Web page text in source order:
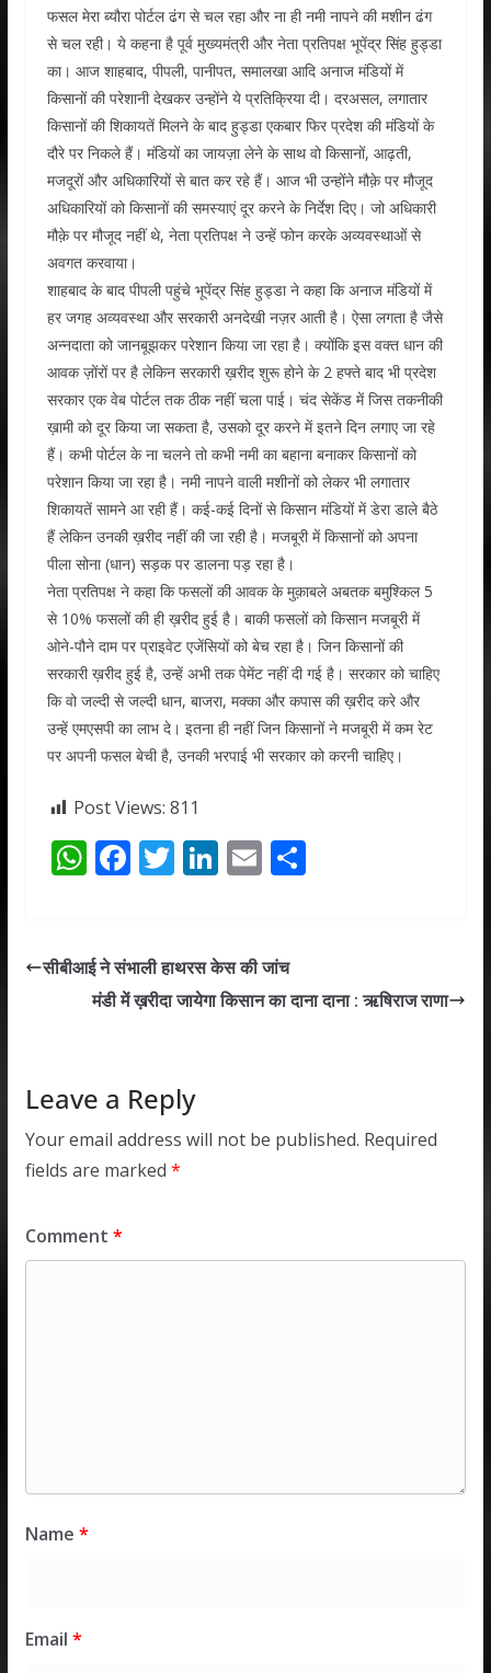
फसल मेरा ब्यौरा पोर्टल ढंग से चल रहा और ना ही नमी नापने की मशीन ढंग
से चल रही। ये कहना है पूर्व मुख्यमंत्री और नेता प्रतिपक्ष भूपेंद्र सिंह हुड्डा
का। आज शाहबाद, पीपली, पानीपत, समालखा आदि अनाज मंडियों में
किसानों की परेशानी देखकर उन्होंने ये प्रतिक्रिया दी। दरअसल, लगातार
किसानों की शिकायतें मिलने के बाद हुड्डा एकबार फिर प्रदेश की मंडियों के
दौरे पर निकले हैं। मंडियों का जायज़ा लेने के साथ वो किसानों, आढ़ती,
मजदूरों और अधिकारियों से बात कर रहे हैं। आज भी उन्होंने मौक़े पर मौजूद
अधिकारियों को किसानों की समस्याएं दूर करने के निर्देश दिए। जो अधिकारी
मौक़े पर मौजूद नहीं थे, नेता प्रतिपक्ष ने उन्हें फोन करके अव्यवस्थाओं से
अवगत करवाया।
शाहबाद के बाद पीपली पहुंचे भूपेंद्र सिंह हुड्डा ने कहा कि अनाज मंडियों में
हर जगह अव्यवस्था और सरकारी अनदेखी नज़र आती है। ऐसा लगता है जैसे
अन्नदाता को जानबूझकर परेशान किया जा रहा है। क्योंकि इस वक्त धान की
आवक ज़ोंरों पर है लेकिन सरकारी ख़रीद शुरू होने के 2 हफ्ते बाद भी प्रदेश
सरकार एक वेब पोर्टल तक ठीक नहीं चला पाई। चंद सेकेंड में जिस तकनीकी
ख़ामी को दूर किया जा सकता है, उसको दूर करने में इतने दिन लगाए जा रहे
हैं। कभी पोर्टल के ना चलने तो कभी नमी का बहाना बनाकर किसानों को
परेशान किया जा रहा है। नमी नापने वाली मशीनों को लेकर भी लगातार
शिकायतें सामने आ रही हैं। कई-कई दिनों से किसान मंडियों में डेरा डाले बैठे
हैं लेकिन उनकी ख़रीद नहीं की जा रही है। मजबूरी में किसानों को अपना
पीला सोना (धान) सड़क पर डालना पड़ रहा है।
नेता प्रतिपक्ष ने कहा कि फसलों की आवक के मुक़ाबले अबतक बमुश्किल 5
से 10% फसलों की ही ख़रीद हुई है। बाकी फसलों को किसान मजबूरी में
ओने-पौने दाम पर प्राइवेट एजेंसियों को बेच रहा है। जिन किसानों की
सरकारी ख़रीद हुई है, उन्हें अभी तक पेमेंट नहीं दी गई है। सरकार को चाहिए
कि वो जल्दी से जल्दी धान, बाजरा, मक्का और कपास की ख़रीद करे और
उन्हें एमएसपी का लाभ दे। इतना ही नहीं जिन किसानों ने मजबूरी में कम रेट
पर अपनी फसल बेची है, उनकी भरपाई भी सरकार को करनी चाहिए।
Post Views: 811
W
s
A
F
b
o
T
er
Li
e
dI
E
l
S
सीबीआई ने संभाली हाथरस केस की जांच
मंडी में ख़रीदा जायेगा किसान का दाना दाना : ऋषिराज राणा
Leave a Reply
Your email address will not be published. Required
fields are marked *
Comment *
Name *
Email *